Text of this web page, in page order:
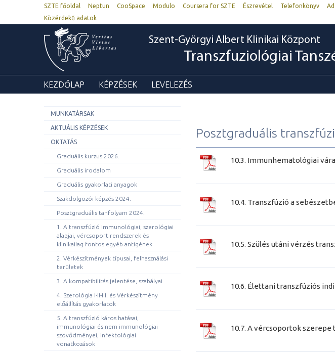
SZTE főoldal Neptun CooSpace Modulo Coursera for SZTE Észrevétel Telefonkönyv
Közérdekű adatok
Szent-Györgyi Albert Klinikai Központ
Transzfuziológiai
KEZDŐLAP KÉPZÉSEK LEVELEZÉS
MUNKATÁRSAK
AKTUÁLIS KÉPZÉSEK
OKTATÁS
Graduális kurzus 2026.
Graduális irodalom
Graduális gyakorlati anyagok
Szakdolgozói képzés 2024.
Posztgraduális tanfolyam 2024.
1. A transzfúzió immunológiai, szerológiai
alapjai, vércsoport rendszerek és
klinikailag fontos egyéb antigének
2. Vérkészítmények típusai, felhasználási
területek
3. A kompatibilitás jelentése, szabályai
4. Szerológia I-II-III. és Vérkészítmény
előállítás gyakorlatok
5. A transzfúzió káros hatásai,
immunológiai és nem immunológiai
szövődményei, infektológiai
vonatkozások
Posztgraduális
10.3. Immunhematológiai
10.4. Transzfúzió a
10.5. Szülés utáni vérzés
10.6. Élettani transzfúziós
10.7. A vércsoportok